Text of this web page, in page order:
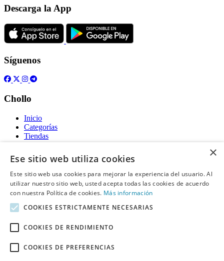
Descarga la App
Síguenos
Chollo
Inicio
Categorías
Tiendas
Gratis
Acerca de
Sobre nosotros
Contacto
Información legal
Declaración de cookies
×
Ese sitio web utiliza cookies
Este sitio web usa cookies para mejorar la experiencia del usuario. Al
utilizar nuestro sitio web, usted acepta todas las cookies de acuerdo
con nuestra Política de cookies. Más información
COOKIES ESTRICTAMENTE NECESARIAS
COOKIES DE RENDIMIENTO
COOKIES DE PREFERENCIAS